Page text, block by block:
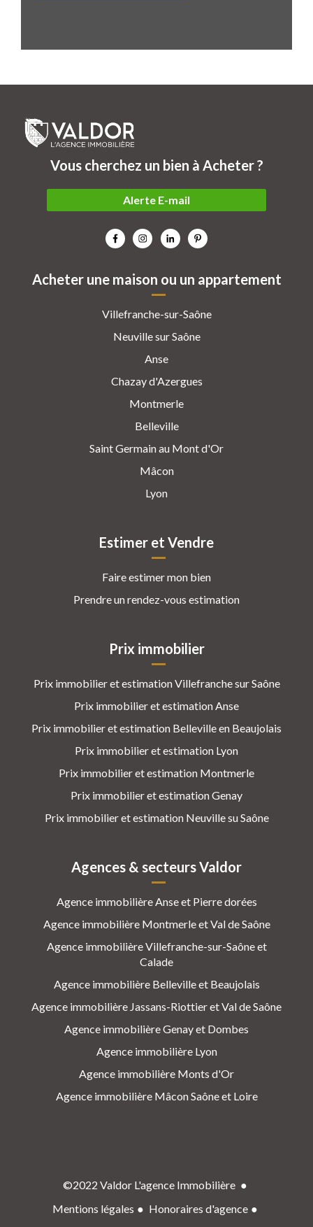
Acheter une maison ou un appartement
Villefranche-sur-Saône
Neuville sur Saône
Anse
Chazay d'Azergues
Montmerle
Belleville
Saint Germain au Mont d'Or
Mâcon
Lyon
Estimer et Vendre
Faire estimer mon bien
Prendre un rendez-vous estimation
Prix immobilier
Prix immobilier et estimation Villefranche sur Saône
Prix immobilier et estimation Anse
Prix immobilier et estimation Belleville en Beaujolais
Prix immobilier et estimation Lyon
Prix immobilier et estimation Montmerle
Prix immobilier et estimation Genay
Prix immobilier et estimation Neuville su Saône
Agences & secteurs Valdor
Agence immobilière Anse et Pierre dorées
Agence immobilière Montmerle et Val de Saône
Agence immobilière Villefranche-sur-Saône et
Calade
Agence immobilière Belleville et Beaujolais
Agence immobilière Jassans-Riottier et Val de Saône
Agence immobilière Genay et Dombes
Agence immobilière Lyon
Agence immobilière Monts d'Or
Agence immobilière Mâcon Saône et Loire
Vous cherchez un bien à Acheter ?
Alerte E-mail
©2022 Valdor L'agence Immobilière
Mentions légales
Honoraires d'agence